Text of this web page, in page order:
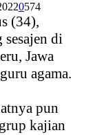
0574
(34),
sesajen di
Jawa
agama.
pun
kajian